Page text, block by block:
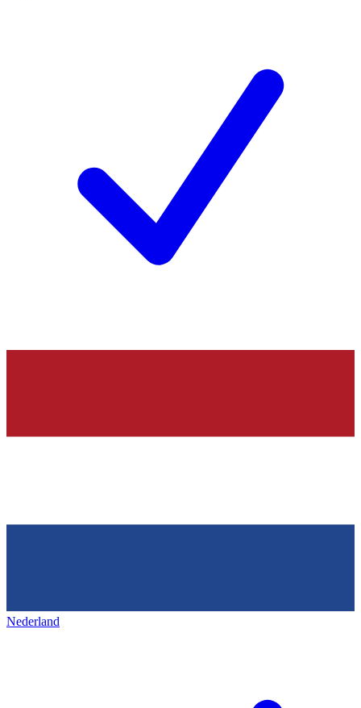
Nederland